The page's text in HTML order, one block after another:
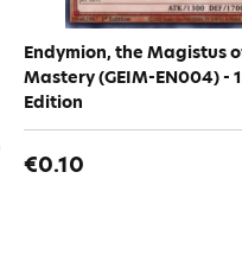
Endymion, the Magistus
Mastery (GEIM-EN004) -
Edition
€0.10